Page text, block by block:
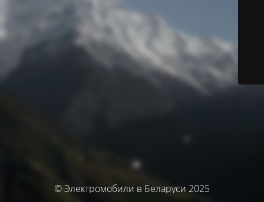
© Электромобили в Беларуси 2025